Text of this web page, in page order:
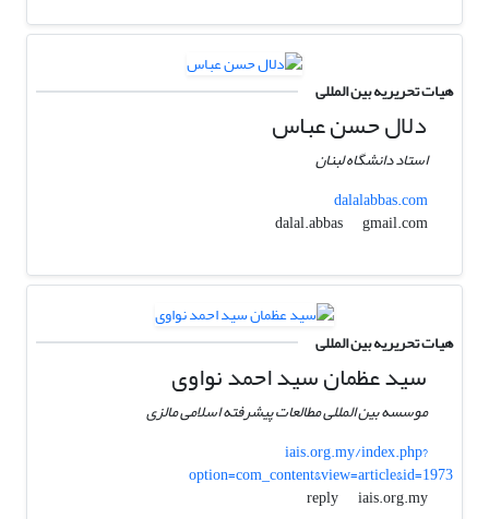
هیات تحریریه بین المللی
دلال حسن عباس
استاد دانشگاه لبنان
dalalabbas.com
dalal.abbas
gmail.com
هیات تحریریه بین المللی
سید عظمان سید احمد نواوی
موسسه بین المللی مطالعات پیشرفته اسلامی مالزی
iais.org.my/index.php?
option=com_content&view=article&id=1973
reply
iais.org.my